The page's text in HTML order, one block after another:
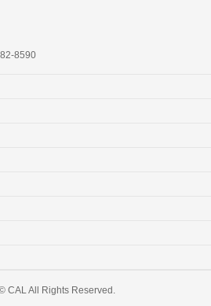
8590
©CALAll Rights Reserved.